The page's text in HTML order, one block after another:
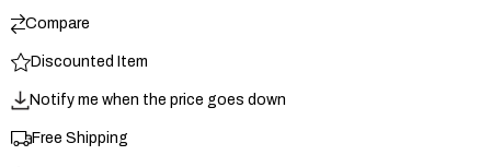
Compare
Discounted Item
Notify me when the price goes down
Free Shipping